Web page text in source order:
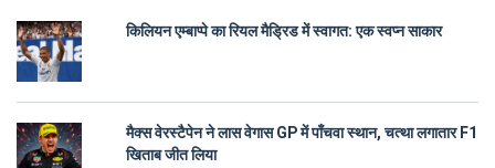
किलियन एम्बाप्पे का रियल मैड्रिड में स्वागत: एक स्वप्न साकार
मैक्स वेरस्टैपेन ने लास वेगास GP में पाँचवा स्थान, चत्था लगातार F1
खिताब जीत लिया